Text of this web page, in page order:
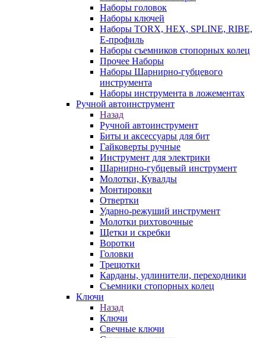
Наборы головок
Наборы ключей
Наборы TORX, HEX, SPLINE, RIBE,
E-профиль
Наборы съемников стопорных колец
Прочее Наборы
Наборы Шарнирно-губцевого
инструмента
Наборы инструмента в ложементах
Ручной автоинструмент
Назад
Ручной автоинструмент
Биты и аксессуары для бит
Гайковерты ручные
Инструмент для электрики
Шарнирно-губцевый инструмент
Молотки, Кувалды
Монтировки
Отвертки
Ударно-режуший инструмент
Молотки рихтовочные
Щетки и скребки
Воротки
Головки
Трещотки
Карданы, удлинители, переходники
Съемники стопорных колец
Ключи
Назад
Ключи
Свечные ключи